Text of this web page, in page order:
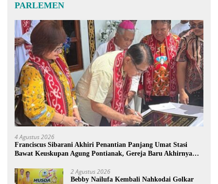
PARLEMEN
4 Agustus 2026
Franciscus Sibarani Akhiri Penantian Panjang Umat Stasi
Bawat Keuskupan Agung Pontianak, Gereja Baru Akhirnya
2 Agustus 2026
Bebby Nailufa Kembali Nahkodai Golkar